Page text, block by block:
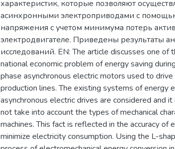
характеристик, которые позволяют
асинхронными электроприводами с
напряжения с учетом минимума потерь
электродвигателе. Приведены результаты
исследований. EN: The article discusses one of
national economic problem of energy saving
phase asynchronous electric motors used to
production lines. The existing systems of energy
asynchronous electric drives are considered and
not take into account the types of mechanical
machines. This fact is reflected in the accuracy of
minimize electricity consumption. Using the L-